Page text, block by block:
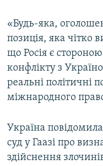
«Будь-яка,
позиція, яка чітко
що Росія є
конфлікту з
реальні політичні
міжнародного
Україна
суд у Гаазі про
здійснення